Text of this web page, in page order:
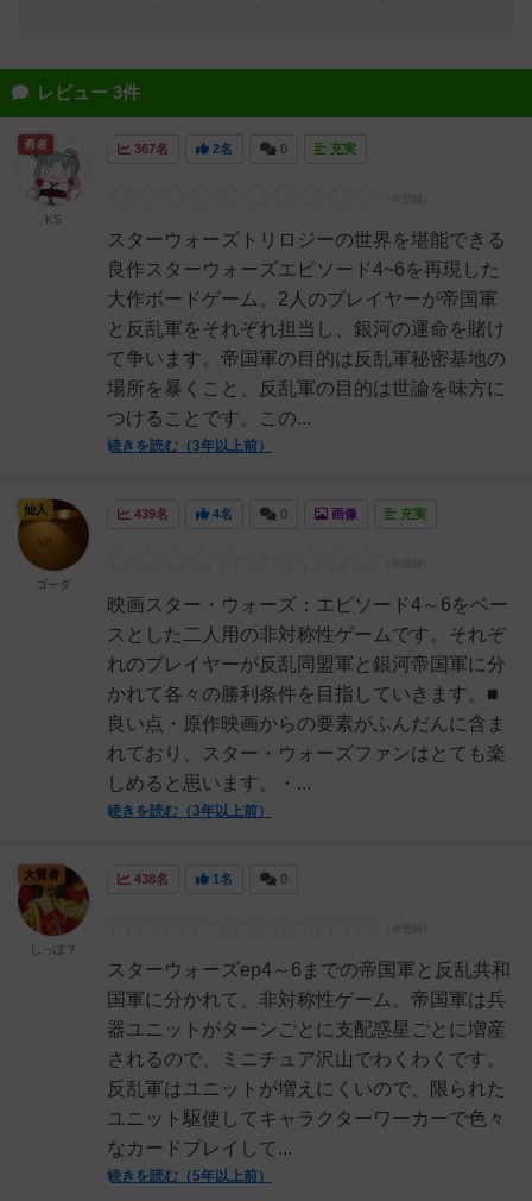
レビュー 3件
367名 2名 0 充実
スターウォーズトリロジーの世界を堪能できる
良作スターウォーズエピソード4~6を再現した
大作ボードゲーム。2人のプレイヤーが帝国軍
と反乱軍をそれぞれ担当し、銀河の運命を賭け
て争います。帝国軍の目的は反乱軍秘密基地の
場所を暴くこと、反乱軍の目的は世論を味方に
つけることです。この...
続きを読む（3年以上前）
勇者
KS
439名 4名 0 画像 充実
映画スター・ウォーズ：エピソード4～6をベー
スとした二人用の非対称性ゲームです。それぞ
れのプレイヤーが反乱同盟軍と銀河帝国軍に分
かれて各々の勝利条件を目指していきます。■
良い点・原作映画からの要素がふんだんに含ま
れており、スター・ウォーズファンはとても楽
しめると思います。・...
続きを読む（3年以上前）
仙人
ゴーダ
438名 1名 0
スターウォーズep4～6までの帝国軍と反乱共和
国軍に分かれて、非対称性ゲーム。帝国軍は兵
器ユニットがターンごとに支配惑星ごとに増産
されるので、ミニチュア沢山でわくわくです。
反乱軍はユニットが増えにくいので、限られた
ユニット駆使してキャラクターワーカーで色々
なカードプレイして...
続きを読む（5年以上前）
大賢者
しっぽ？